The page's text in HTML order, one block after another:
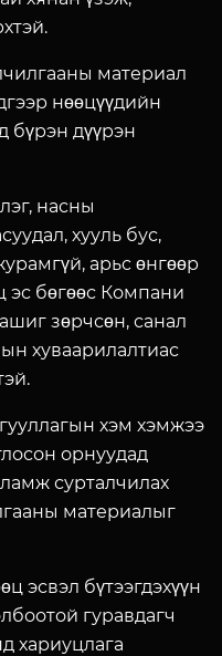
материал
нөөцүүдийн
бүрэн дүүрэн
насны
хууль бус,
арьс өнгөөр
эс бөгөөс Компани
зөрчсөн, санал
хуваарилалтиас
хэм хэмжээ
орнуудад
сурталчилах
материалыг
эсвэл бүтээгдэхүүн
гуравдагч
хариуцлага